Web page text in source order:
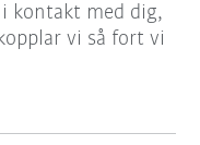
kontakt med dig,
vi så fort vi